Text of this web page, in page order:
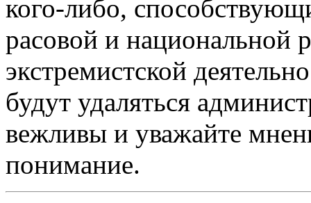
кого-либо,
расовой и национальной
экстремистской
будут удаляться
вежливы и уважайте
понимание.